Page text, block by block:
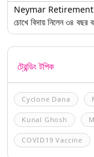
Neymar Retirement: যে
চোখে বিদায় নিলেন ৩৪ বছর
ট্রেন্ডিং টপিক
Cyclone Dana
Kunal Ghosh
COVID19 Vaccine